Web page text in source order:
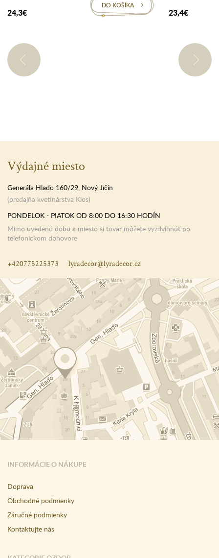
24,3€
DO KOŠÍKA
23,4€
INFORMÁCIE O NÁKUPE
Doprava
Obchodné podmienky
Záručné podmienky
Kontaktujte nás
Výdajné miesto
Generála Hlaďo 160/29, Nový Jičín
(predajňa kvetinárstva Klos)
PONDELOK - PIATOK OD 8:00 DO 16:30 HODÍN
Mimo uvedenú dobu a miesto si tovar môžete vyzdvihnúť po
telefonickom dohovore
+420775225373 lyradecor@lyradecor.cz